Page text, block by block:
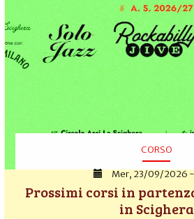
CORSO
Mer, 23/09/2026 -
Prossimi corsi in
in Scighera